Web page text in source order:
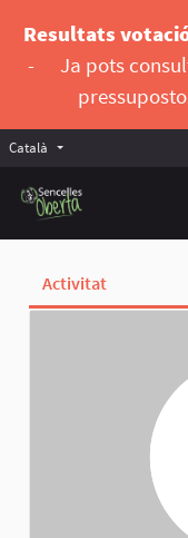
Resultats
-
Ja pots
Català Triar la llengua
Activitat